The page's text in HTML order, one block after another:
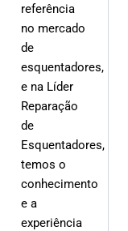
referência
no mercado
de
esquentadores,
e na Líder
Reparação
de
Esquentadores,
temos o
conhecimento
e a
experiência